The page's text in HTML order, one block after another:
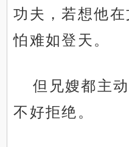
功夫，若想他
怕难如登天。
但兄嫂都主
不好拒绝。